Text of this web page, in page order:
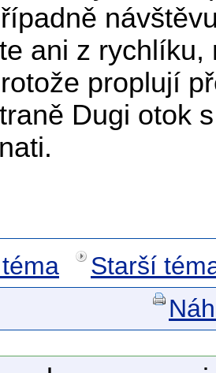
ani z
proplují
Dugi otok
Starší